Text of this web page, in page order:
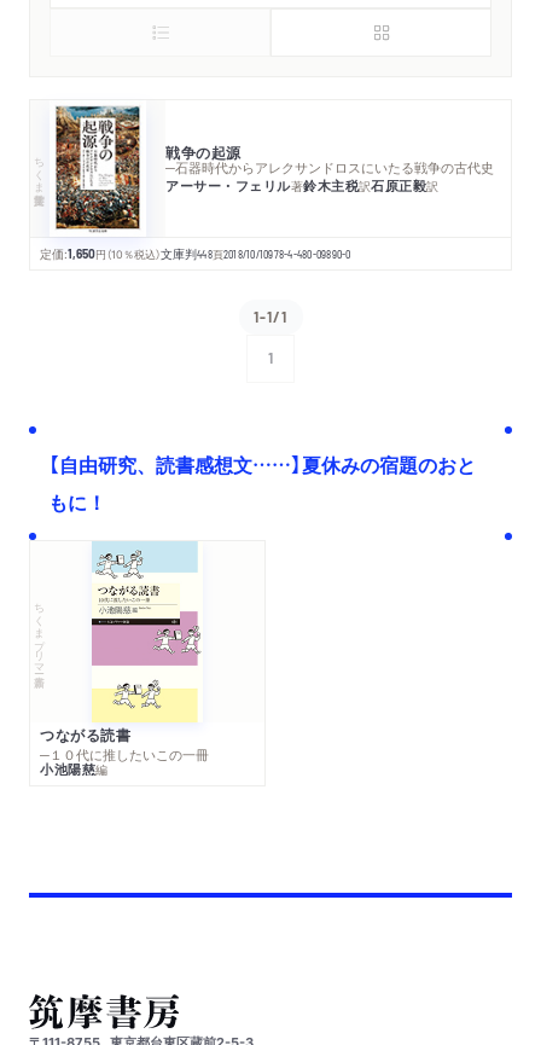
ちくま学芸文庫 戦争の起源
─石器時代からアレクサンドロスにいたる戦争の古代史
アーサー・フェリル著鈴木主税訳石原正毅訳
定価:1,650円 （10％税込）文庫判448頁2018/10/10978-4-480-09890-0
1-1/1
1
【自由研究、読書感想文……】夏休みの宿題のおと
もに！
ちくまプリマー新書
つながる読書
─１０代に推したいこの一冊
小池陽慈編